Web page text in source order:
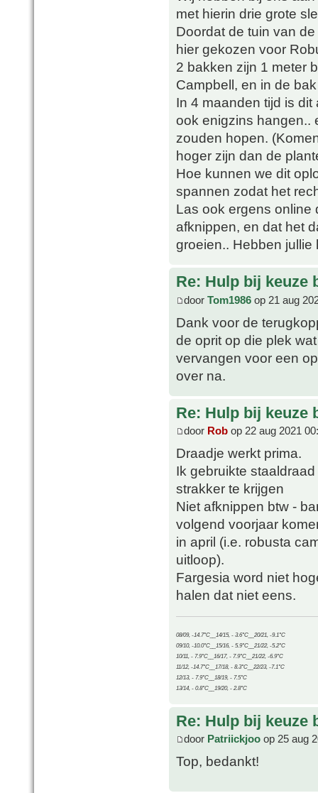
met hierin drie grote
Doordat de tuin van
hier gekozen voor
2 bakken zijn 1 meter
Campbell, en in de
In 4 maanden tijd is
ook enigzins hangen..
zouden hopen.
hoger zijn dan de
Hoe kunnen we dit
spannen zodat het
Las ook ergens online
afknippen, en dat het
groeien.. Hebben jullie
Re: Hulp bij keuze
door Tom1986 op 21 aug
Dank voor de
de oprit op die plek
vervangen voor een
over na.
Re: Hulp bij keuze
door Rob op 22 aug 2021
Draadje werkt prima.
Ik gebruikte
strakker te krijgen
Niet afknippen btw -
volgend voorjaar
in april (i.e. robusta
uitloop).
Fargesia word niet
halen dat niet eens.
08/09, -14.7°C__14/15, - 3.6°C__20/21, -9.1°C
09/10, -10.0°C__15/16, - 5.9°C__21/22, -5.2°C
10/11, - 7.9°C__16/17, - 7.9°C__21/22, -6.9°C
11/12, -14.7°C__17/18, - 8.3°C__22/23, -7.1°C
12/13, - 7.9°C__18/19, - 7.5°C
13/14, - 0.8°C__19/20, - 2.8°C
Re: Hulp bij keuze
door Patriickjoo op 25 aug
Top, bedankt!